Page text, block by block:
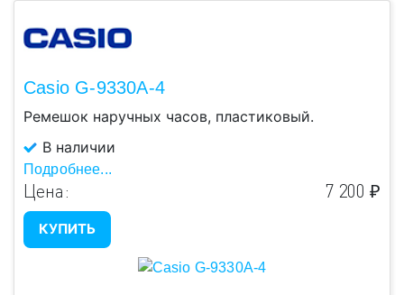
Casio G-9330A-4
Ремешок наручных часов, пластиковый.
В наличии
Подробнее...
Цена: 7 200 ₽
КУПИТЬ